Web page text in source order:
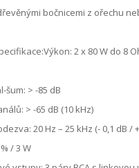
bočnicemi z ořechu
2 x 80 W do 8
šum: > -85 dB
> -65 dB (10 kHz)
20 Hz – 25 kHz (- 0,1 dB /
/ 3 W